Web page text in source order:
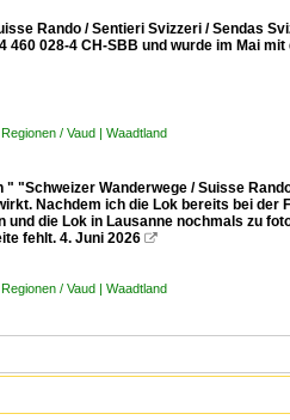
Rando / Sentieri Svizzeri / Sendas
028-4 CH-SBB und wurde im Mai
/ Vaud | Waadtland
"Schweizer Wanderwege / Suisse
Nachdem ich die Lok bereits bei der
die Lok in Lausanne nochmals zu
fehlt. 4. Juni 2026 
/ Vaud | Waadtland